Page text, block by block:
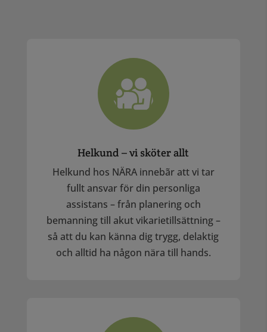
Helkund – vi sköter allt
Helkund hos NÄRA innebãr att vi tar
fullt ansvar för din personliga
assistans – från planering och
bemanning till akut vikarietillsättning –
så att du kan känna dig trygg, delaktig
och alltid ha någon nära till hands.